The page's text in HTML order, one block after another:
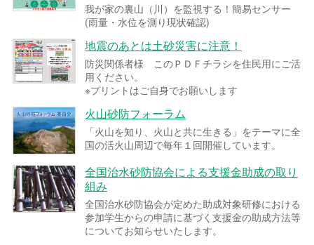
我が家の裏山（川）を監視する！簡易センサー
(雨量・水位を測り現状確認)
地震のあとは土砂災害に注意！
防災関係者様 このＰＤＦチラシを住民用にご活
用ください。
※プリントはご自身でお願いします
火山砂防フォーラム
「火山を知り、火山と共に生きる」をテーマに全
国の活火山周辺で毎年１回開催しています。
全国治水砂防協会による支援金助成の取り
組み
全国治水砂防協会が定めた助成対象研修における
参加学生からの申請に基づく支援金の助成方法等
についてお知らせいたします。